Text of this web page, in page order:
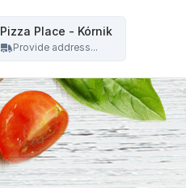
Pizza Place - Kórnik
Provide address...